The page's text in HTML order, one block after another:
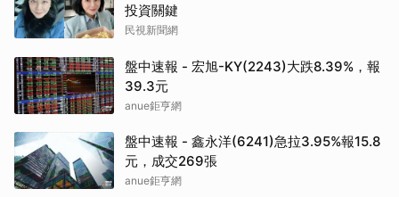
投資關鍵
民視新聞網
盤中速報 - 宏旭-KY(2243)大跌8.39%，報
39.3元
anue鉅亨網
盤中速報 - 鑫永洋(6241)急拉3.95%報15.8
元，成交269張
anue鉅亨網